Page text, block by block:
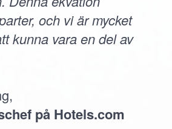
och vi är mycket
kunna vara en del av
på Hotels.com